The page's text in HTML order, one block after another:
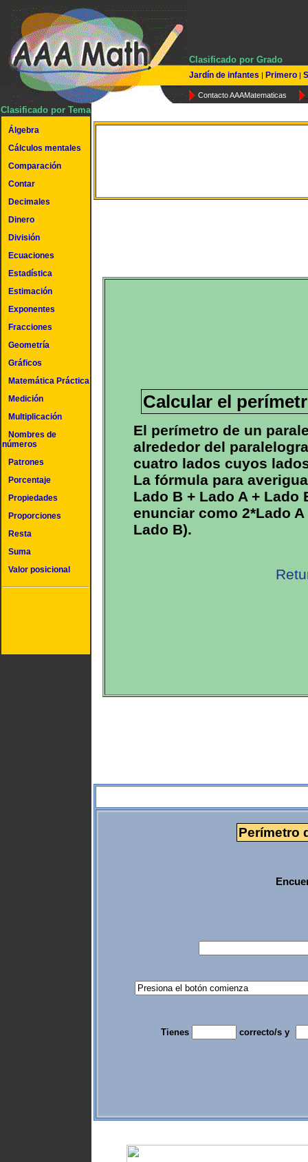
Clasificado por Grado
Jardín de infantes | Primero |
Contacto AAAMatematicas
Clasificado por Tema
Álgebra
Cálculos mentales
Comparación
Contar
Decimales
Dinero
División
Ecuaciones
Estadística
Estimación
Exponentes
Fracciones
Geometría
Gráficos
Matemática Práctica
Medición
Multiplicación
Nombres de
números
Patrones
Porcentaje
Propiedades
Proporciones
Resta
Suma
Valor posicional
Calcular el
El perímetro de un
alrededor del
cuatro lados cuyos
La fórmula para
Lado B + Lado A +
enunciar como 2*Lado A
Lado B).
Perímetro
Tienes correcto/s y